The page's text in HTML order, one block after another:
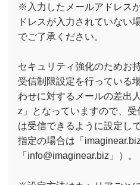
※入力したメールアドレス
ドレスが入力されていない
でご了承ください。
セキュリティ強化のためお
受信制限設定を行っている
わせに対するメールの差出
z」となっていますので、
は受信できるように設定し
指定の場合は「
「info@imaginear.biz」）。